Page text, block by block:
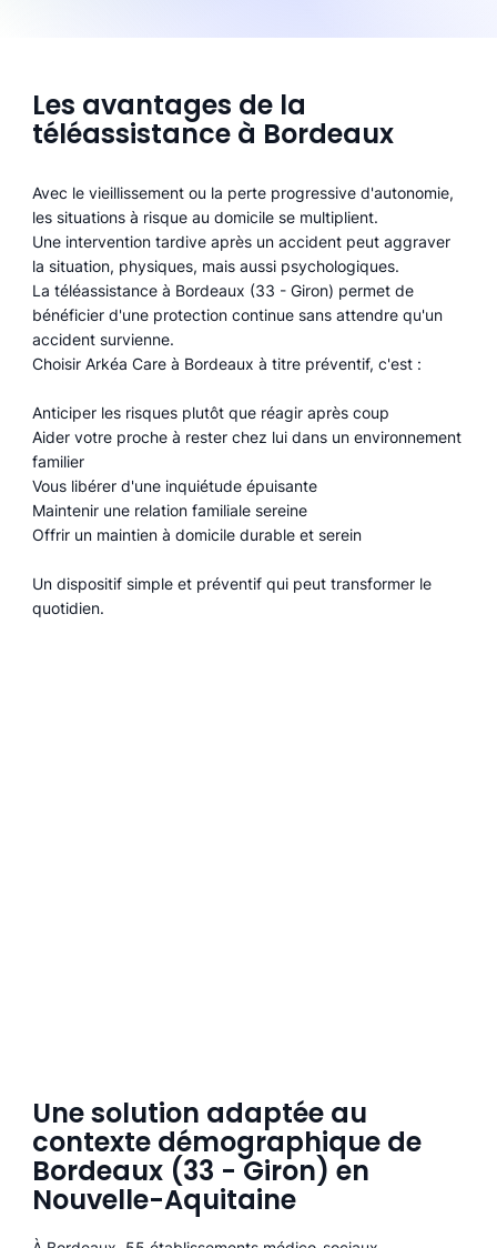
Les avantages de la
téléassistance à Bordeaux
Avec le vieillissement ou la perte progressive d'autonomie,
les situations à risque au domicile se multiplient.
Une intervention tardive après un accident peut aggraver
la situation, physiques, mais aussi psychologiques.
La téléassistance à Bordeaux (33 - Giron) permet de
bénéficier d'une protection continue sans attendre qu'un
accident survienne.
Choisir Arkéa Care à Bordeaux à titre préventif, c'est :
Anticiper les risques plutôt que réagir après coup
Aider votre proche à rester chez lui dans un environnement
familier
Vous libérer d'une inquiétude épuisante
Maintenir une relation familiale sereine
Offrir un maintien à domicile durable et serein
Un dispositif simple et préventif qui peut transformer le
quotidien.
Une solution adaptée au
contexte démographique de
Bordeaux (33 - Giron) en
Nouvelle-Aquitaine